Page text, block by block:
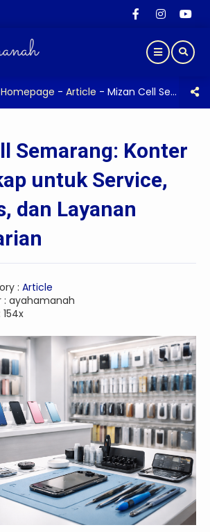
Homepage - Article - Mizan Cell Semarang: Konter HP Lengkap untuk Service, Aksesoris, dan Layanan Digital Harian
Semarang: Konter
untuk Service,
dan Layanan
: Article
: ayahamanah
154x